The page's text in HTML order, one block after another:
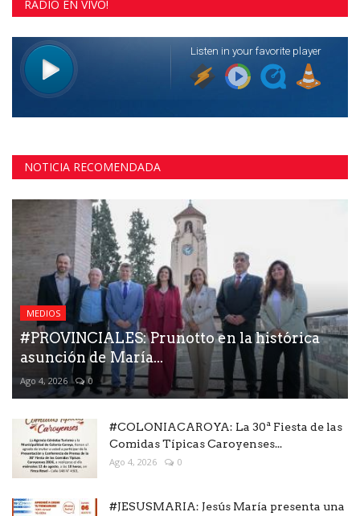
RADIO EN VIVO!
NOTICIA RECOMENDADA
MEDIOS
#PROVINCIALES: Prunotto en la histórica
asunción de María...
Ago 4, 2026 0
#COLONIACAROYA: La 30ª Fiesta de las
Comidas Típicas Caroyenses...
Ago 4, 2026 0
#JESUSMARIA: Jesús María presenta una